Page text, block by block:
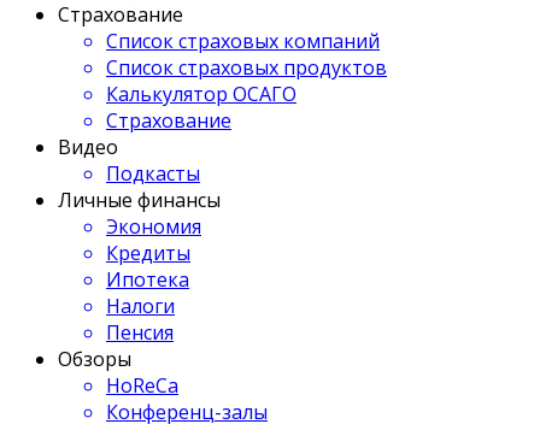
Страхование
Список страховых компаний
Список страховых продуктов
Калькулятор ОСАГО
Страхование
Видео
Подкасты
Личные финансы
Экономия
Кредиты
Ипотека
Налоги
Пенсия
Обзоры
HoReCa
Конференц-залы